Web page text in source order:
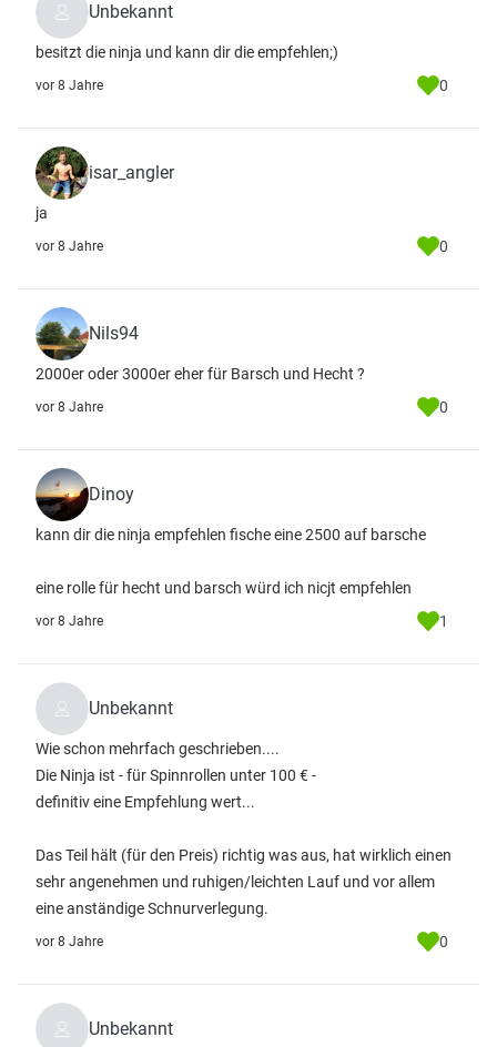
Unbekannt
besitzt die ninja und kann dir die empfehlen;)
vor 8 Jahre 0
isar_angler
ja
vor 8 Jahre 0
Nils94
2000er oder 3000er eher für Barsch und Hecht ?
vor 8 Jahre 0
Dinoy
kann dir die ninja empfehlen fische eine 2500 auf barsche
eine rolle für hecht und barsch würd ich nicjt empfehlen
vor 8 Jahre 1
Unbekannt
Wie schon mehrfach geschrieben....
Die Ninja ist - für Spinnrollen unter 100 € -
definitiv eine Empfehlung wert...
Das Teil hält (für den Preis) richtig was aus, hat wirklich einen
sehr angenehmen und ruhigen/leichten Lauf und vor allem
eine anständige Schnurverlegung.
vor 8 Jahre 0
Unbekannt